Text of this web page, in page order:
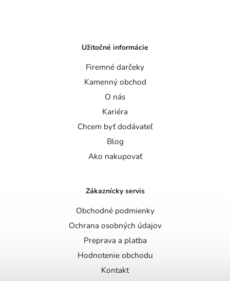
Užitočné informácie
Firemné darčeky
Kamenný obchod
O nás
Kariéra
Chcem byť dodávateľ
Blog
Ako nakupovať
Zákaznícky servis
Obchodné podmienky
Ochrana osobných údajov
Preprava a platba
Hodnotenie obchodu
Kontakt